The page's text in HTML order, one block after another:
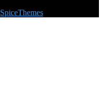
SpiceThemes